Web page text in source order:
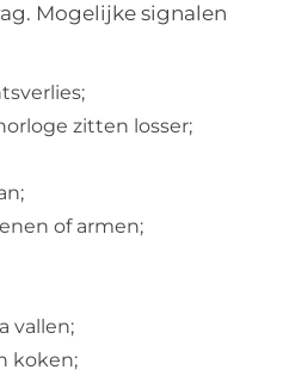
Mogelijke signalen
zitten losser;
of armen;
vallen;
koken;